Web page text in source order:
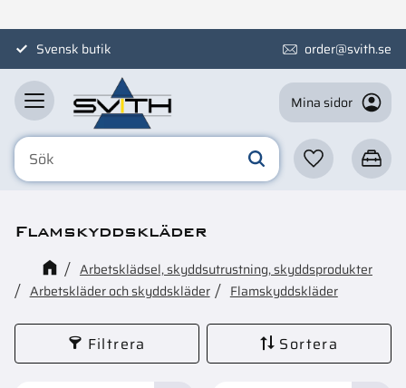
MenySvensk butik order@svith.se
Mina sidor
Favoriter
Flamskyddskläder
Arbetsklädsel, skyddsutrustning, skyddsprodukter
Arbetskläder och skyddskläder
Flamskyddskläder
Filtrera Sortera